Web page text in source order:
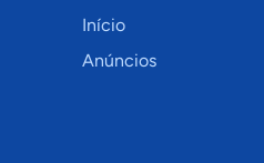
Início
Anúncios